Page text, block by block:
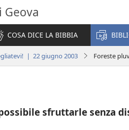
Geova
COSA DICE LA BIBBIA
| 22 giugno 2003 Foreste
sfruttarle senza